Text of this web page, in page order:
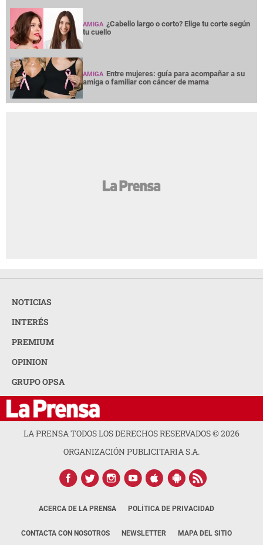
AMIGA ¿Cabello largo o corto? Elige tu corte según
tu cuello
AMIGA Entre mujeres: guía para acompañar a su
amiga o familiar con cáncer de mama
NOTICIAS
INTERÉS
PREMIUM
OPINION
GRUPO OPSA
LA PRENSA TODOS LOS DERECHOS RESERVADOS ©2026
ORGANIZACIÓN PUBLICITARIA S.A.
ACERCA DE LA PRENSA POLÍTICA DE PRIVACIDAD
CONTACTA CON NOSOTROS NEWSLETTER MAPA DEL SITIO